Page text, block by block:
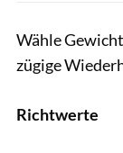
Wähle
zügige
Richtwerte